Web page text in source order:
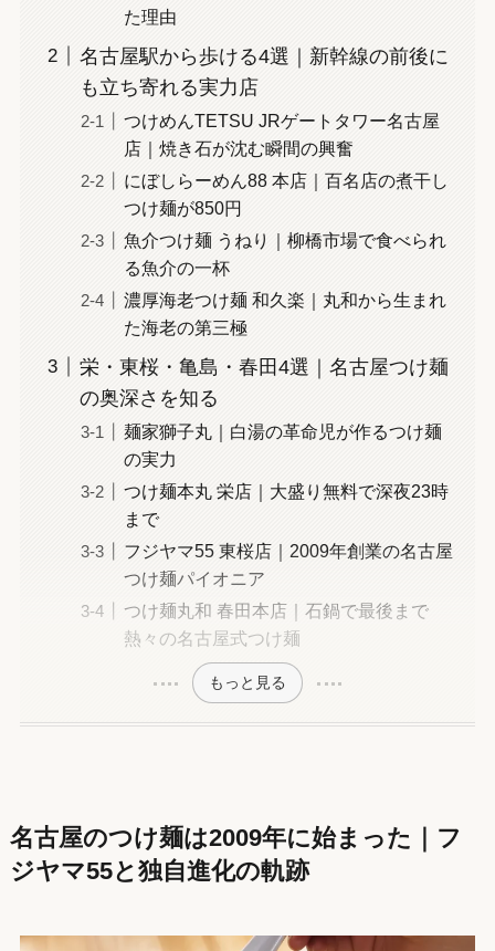
た理由
名古屋駅から歩ける4選｜新幹線の前後に
も立ち寄れる実力店
つけめんTETSU JRゲートタワー名古屋
店｜焼き石が沈む瞬間の興奮
にぼしらーめん88 本店｜百名店の煮干し
つけ麺が850円
魚介つけ麺 うねり｜柳橋市場で食べられ
る魚介の一杯
濃厚海老つけ麺 和久楽｜丸和から生まれ
た海老の第三極
栄・東桜・亀島・春田4選｜名古屋つけ麺
の奥深さを知る
麺家獅子丸｜白湯の革命児が作るつけ麺
の実力
つけ麺本丸 栄店｜大盛り無料で深夜23時
まで
フジヤマ55 東桜店｜2009年創業の名古屋
つけ麺パイオニア
つけ麺丸和 春田本店｜石鍋で最後まで
熱々の名古屋式つけ麺
もっと見る
名古屋のつけ麺は2009年に始まった｜フ
ジヤマ55と独自進化の軌跡